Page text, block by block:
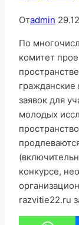
Отadmin
По
комитет
гражданские
заявок для
молодых
конкурсе,
razvitie22.ru